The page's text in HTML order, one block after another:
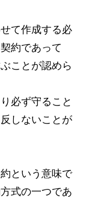
て作成する必
約であって
ことが認めら
必ず守ること
しないことが
という意味で
式の一つであ